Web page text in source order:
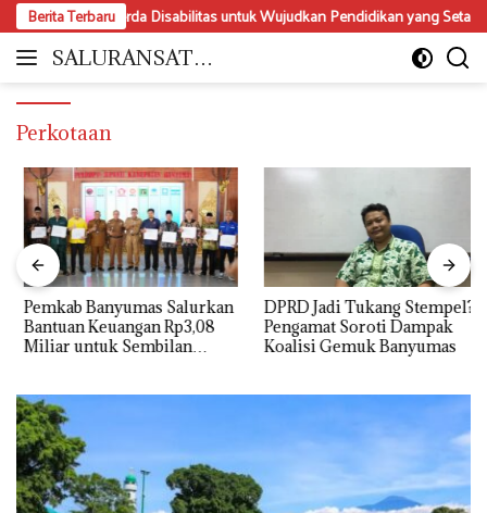
Langsung
ke
konten
Berita Terbaru
Perda Disabilitas untuk Wujudkan Pendidikan yang Setara dan
SALURANSATU.
Moderat
Perkotaan
Pemkab Banyumas Salurkan
Bantuan Keuangan Rp3,08
Miliar untuk Sembilan
DPRD Jadi Tukang Stempel?
Pengamat Soroti Dampak
Koalisi Gemuk Banyumas